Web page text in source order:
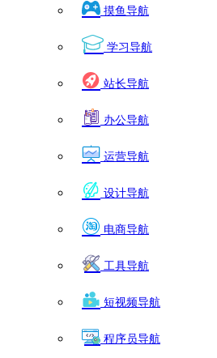
摸鱼导航
学习导航
站长导航
办公导航
运营导航
设计导航
电商导航
工具导航
短视频导航
程序员导航